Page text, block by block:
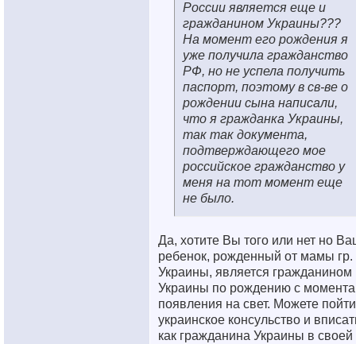
России является еще и
гражданином Украины???
На момент его рождения я
уже получила гражданство
РФ, но не успела получить
паспорт, поэтому в св-ве о
рождении сына написали,
что я гражданка Украины,
так так документа,
подтверждающего мое
российское гражданство у
меня на тот момент еще
не было.
Да, хотите Вы того или нет но
ребенок, рожденный от мамы гр.
Украины, является гражданином
Украины по рождению с момента
появления на свет. Можете
украинское консульство и
как гражданина Украины в своей